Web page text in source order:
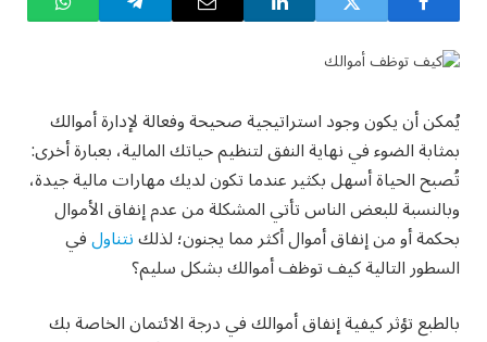
يُمكن أن يكون وجود استراتيجية صحيحة وفعالة لإدارة أموالك
بمثابة الضوء في نهاية النفق لتنظيم حياتك المالية، بعبارة أخرى:
تُصبح الحياة أسهل بكثير عندما تكون لديك مهارات مالية جيدة،
وبالنسبة للبعض الناس تأتي المشكلة من عدم إنفاق الأموال
بحكمة أو من إنفاق أموال أكثر مما يجنون؛ لذلكنتناولفي
السطور التالية كيف توظف أموالك بشكل سليم؟
بالطبع تؤثر كيفية إنفاق أموالك في درجة الائتمان الخاصة بك